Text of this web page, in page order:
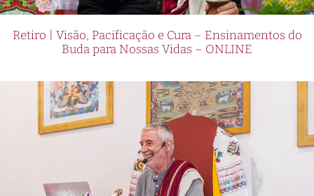
Retiro | Visão, Pacificação e Cura – Ensinamentos do
Buda para Nossas Vidas – ONLINE